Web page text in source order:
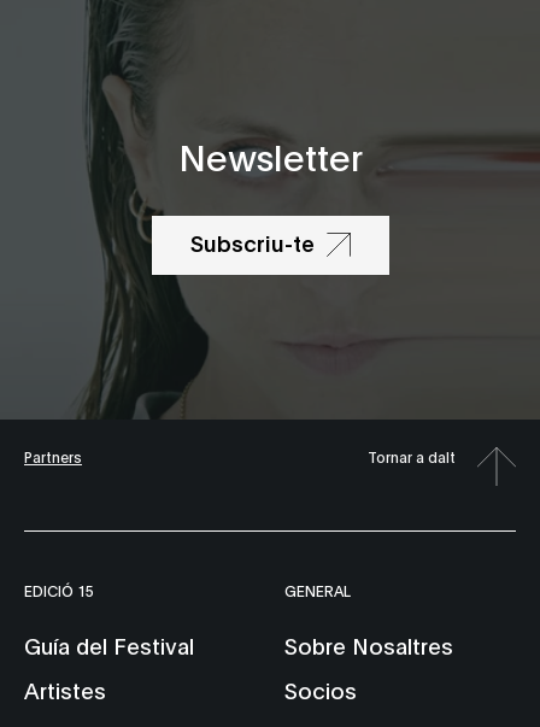
Newsletter
Subscriu-te
Partners Tornar a dalt
EDICIÓ 15
Guía del Festival
Artistes
GENERAL
Sobre Nosaltres
Socios